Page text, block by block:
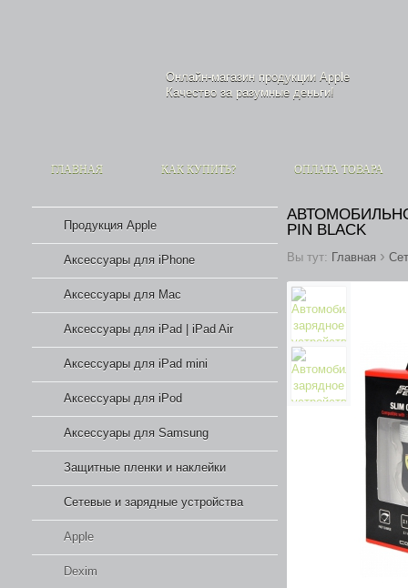
Онлайн-магазин продукции Apple
Качество за разумные деньги!
ГЛАВНАЯ КАК КУПИТЬ? ОПЛАТА ТОВАРА
PIN BLACK
Вы тут: Главная ›
Продукция Apple
Аксессуары для iPhone
Аксессуары для Mac
Аксессуары для iPad | iPad Air
Аксессуары для iPad mini
Аксессуары для iPod
Аксессуары для Samsung
Защитные пленки и наклейки
Сетевые и зарядные устройства
Apple
Dexim